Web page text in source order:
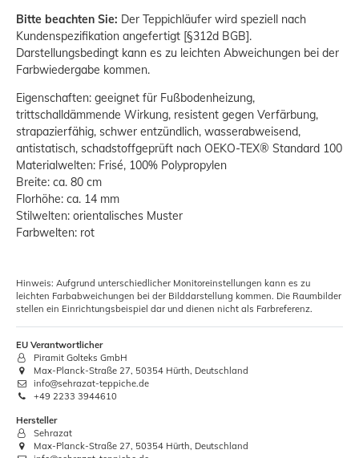
Bitte beachten Sie: Der Teppichläufer wird speziell nach
Kundenspezifikation angefertigt [§312d BGB].
Darstellungsbedingt kann es zu leichten Abweichungen bei der
Farbwiedergabe kommen.
Eigenschaften: geeignet für Fußbodenheizung,
trittschalldämmende Wirkung, resistent gegen Verfärbung,
strapazierfähig, schwer entzündlich, wasserabweisend,
antistatisch, schadstoffgeprüft nach OEKO-TEX® Standard 100
Materialwelten: Frisé, 100% Polypropylen
Breite: ca. 80 cm
Florhöhe: ca. 14 mm
Stilwelten: orientalisches Muster
Farbwelten: rot
Hinweis: Aufgrund unterschiedlicher Monitoreinstellungen kann es zu
leichten Farbabweichungen bei der Bilddarstellung kommen. Die Raumbilder
stellen ein Einrichtungsbeispiel dar und dienen nicht als Farbreferenz.
EU Verantwortlicher
Piramit Golteks GmbH
Max-Planck-Straße 27, 50354 Hürth, Deutschland
info@sehrazat-teppiche.de
+49 2233 3944610
Hersteller
Sehrazat
Max-Planck-Straße 27, 50354 Hürth, Deutschland